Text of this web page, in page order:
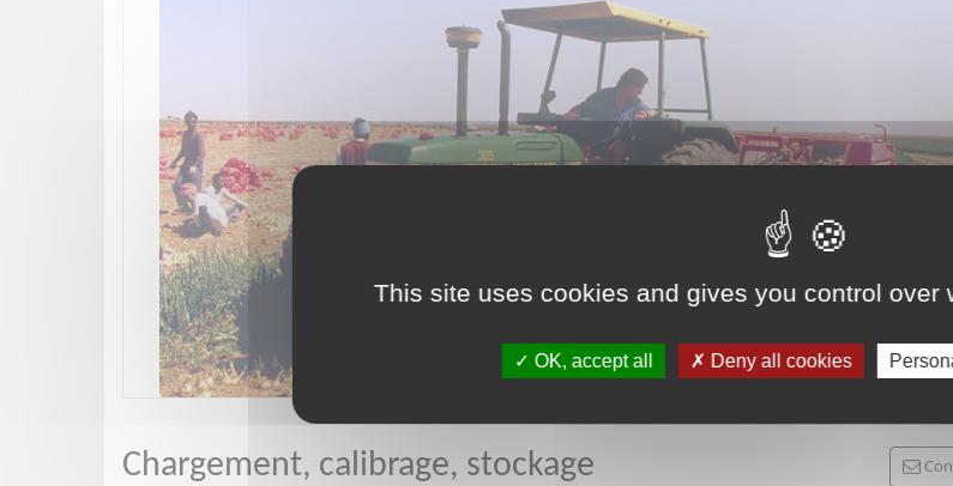
Chargement, calibrage, stockage
This site uses cookies and gives you control over
OK, accept all Deny all cookies